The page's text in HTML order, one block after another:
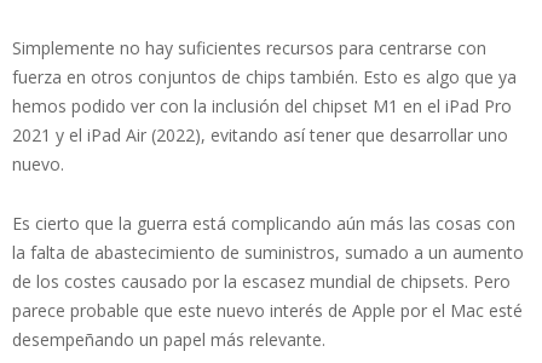
Simplemente no hay suficientes recursos para centrarse con
fuerza en otros conjuntos de chips también. Esto es algo que ya
hemos podido ver con la inclusión del chipset M1 en el iPad Pro
2021 y el iPad Air (2022), evitando así tener que desarrollar uno
nuevo.
Es cierto que la guerra está complicando aún más las cosas con
la falta de abastecimiento de suministros, sumado a un aumento
de los costes causado por la escasez mundial de chipsets. Pero
parece probable que este nuevo interés de Apple por el Mac esté
desempeñando un papel más relevante.